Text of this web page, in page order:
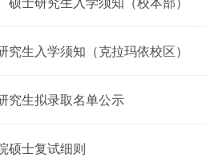
生入学须知（克拉玛依校区）
究生拟录取名单公示
硕士复试细则